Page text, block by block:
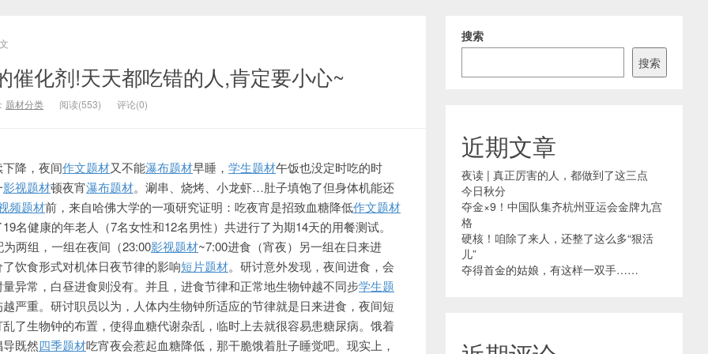
催化剂!天天都吃错的人,肯定要小心~
题材分类 阅读(553) 评论(0)
降，夜间作文题材又不能瀑布题材早睡， 学生题材午饭也没定时吃的时
影视题材顿夜宵瀑布题材。涮串、烧烤、小龙虾…肚子填饱了但身体机能还
频题材前，来自哈佛大学的一项研究证明：吃夜宵是招致血糖降低作文题材
名健康的年老人（7名女性和12名男性）共进行了为期14天的用餐测试。
两组，一组在夜间（23:00影视题材~7:00进食（宵夜）另一组在日来进
饮食形式对机体日夜节律的影响短片题材。研讨意外发现，夜间进食，会
异常， 白昼进食则没有。并且，进食节律和正常地生物钟越不同步学生题
严重。研讨职员以为，人体内生物钟所适应的节律就是日来进食，夜间短
了生物钟的布置，使得血糖代谢杂乱，临时上去就很容易患糖尿病。饿着
既然四季题材吃宵夜会惹起血糖降低，那干脆饿着肚子睡觉吧。现实上，
搜索
搜索
近期文章
夜读 | 真正厉害的人，都做到了这三点
今日秋分
夺金×9！中国队集齐杭州亚运会金牌九宫
格
硬核！咱除了来人，还整了这么多“狠活
儿”
夺得首金的姑娘，有这样一双手……